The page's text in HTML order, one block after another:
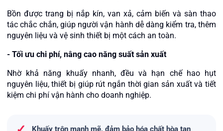
Bồn được trang bị nắp kín, van xả, cảm biến và sàn thao
tác chắc chắn, giúp người vận hành dễ dàng kiểm tra, thêm
nguyên liệu và vệ sinh thiết bị một cách an toàn.
- Tối ưu chi phí, nâng cao năng suất sản xuất
Nhờ khả năng khuấy nhanh, đều và hạn chế hao hụt
nguyên liệu, thiết bị giúp rút ngắn thời gian sản xuất và tiết
kiệm chi phí vận hành cho doanh nghiệp.
Khuấy trộn mạnh mẽ, đảm bảo hóa chất hòa tan